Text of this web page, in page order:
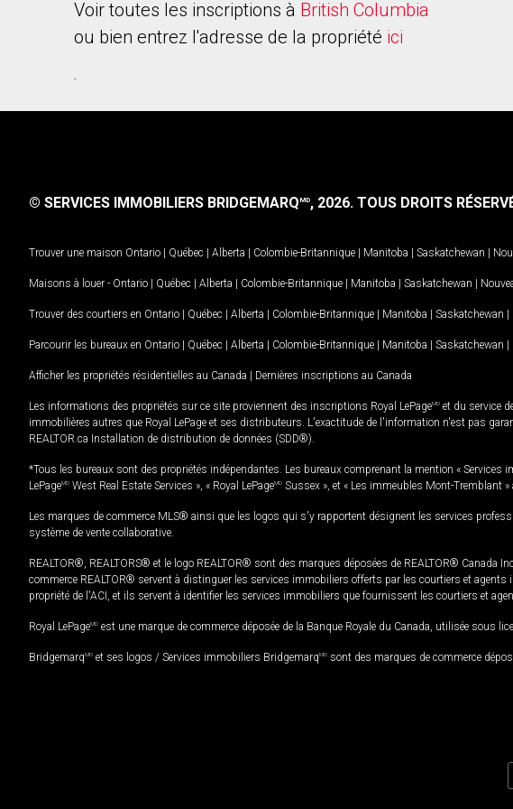
Voir toutes les inscriptions à British Columbia
ou bien entrez l'adresse de la propriété ici
.
© SERVICES IMMOBILIERS BRIDGEMARQMD, 2026. TOUS DROITS
Trouver une maison Ontario | Québec | Alberta | Colombie-Britannique | Manitoba | Saskatchewan |
Maisons à louer - Ontario | Québec | Alberta | Colombie-Britannique | Manitoba | Saskatchewan |
Trouver des courtiers en Ontario | Québec | Alberta | Colombie-Britannique | Manitoba | Saskatchewan |
Parcourir les bureaux en Ontario | Québec | Alberta | Colombie-Britannique | Manitoba | Saskatchewan |
Afficher les propriétés résidentielles au Canada | Dernières inscriptions au Canada
Les informations des propriétés sur ce site proviennent des inscriptions Royal LePageMD et du service
immobilières autres que Royal LePage et ses distributeurs. L'exactitude de l'information n'est pas
REALTOR.ca Installation de distribution de données (SDD®).
*Tous les bureaux sont des propriétés indépendantes. Les bureaux comprenant la mention « Services
LePageMD West Real Estate Services », « Royal LePageMD Sussex », et « Les immeubles Mont-Tremblant
Les marques de commerce MLS® ainsi que les logos qui s'y rapportent désignent les services
système de vente collaborative.
REALTOR®, REALTORS® et le logo REALTOR® sont des marques déposées de REALTOR®
commerce REALTOR® servent à distinguer les services immobiliers offerts par les courtiers et
propriété de l'ACI, et ils servent à identifier les services immobiliers que fournissent les courtiers et
Royal LePageMD est une marque de commerce déposée de la Banque Royale du Canada, utilisée sous
BridgemarqMD et ses logos / Services immobiliers BridgemarqMD sont des marques de commerce